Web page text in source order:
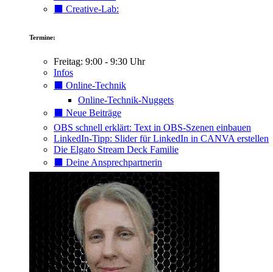
⬛️ Creative-Lab:
Termine:
Freitag: 9:00 - 9:30 Uhr
Infos
⬛️ Online-Technik
Online-Technik-Nuggets
⬛️ Neue Beiträge
OBS schnell erklärt: Text in OBS-Szenen einbauen
LinkedIn-Tipp: Slider für LinkedIn in CANVA erstellen
Die Elgato Stream Deck Familie
⬛️ Deine Ansprechpartnerin